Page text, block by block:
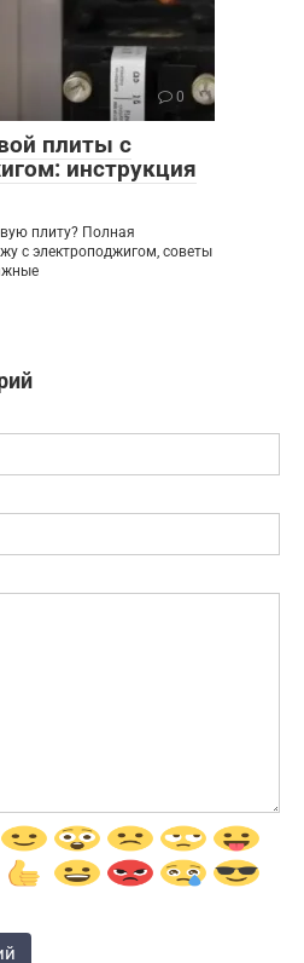
0
плиты с
инструкция
плиту? Полная
с электроподжигом, советы